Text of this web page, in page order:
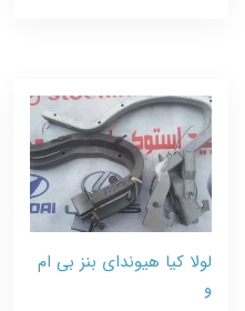
لولا کیا هیوندای بنز بی ام
و